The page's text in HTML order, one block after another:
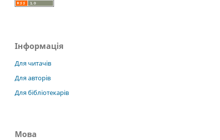
Інформація
Для читачів
Для авторів
Для бібліотекарів
Мова